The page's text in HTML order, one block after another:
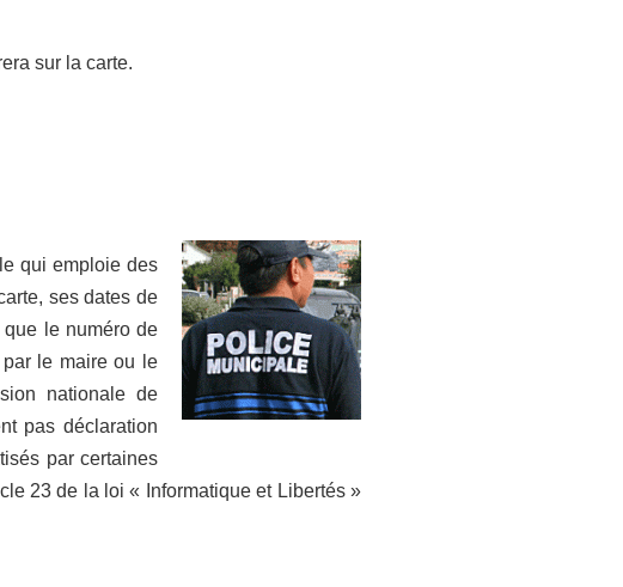
sur la carte.
qui emploie des
ses dates de
le numéro de
le maire ou le
nationale de
pas déclaration
par certaines
23 de la loi « Informatique et Libertés »